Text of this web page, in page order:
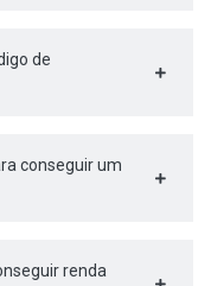
de
conseguir um
renda